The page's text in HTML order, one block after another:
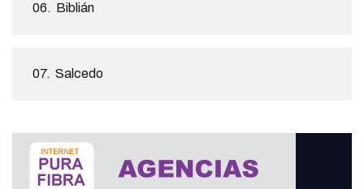
06. Biblián
07. Salcedo